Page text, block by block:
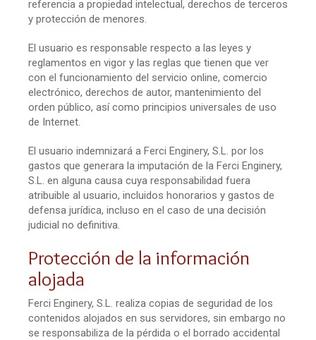
referencia a propiedad intelectual, derechos de terceros
y protección de menores.
El usuario es responsable respecto a las leyes y
reglamentos en vigor y las reglas que tienen que ver
con el funcionamiento del servicio online, comercio
electrónico, derechos de autor, mantenimiento del
orden público, así como principios universales de uso
de Internet.
El usuario indemnizará a Ferci Enginery, S.L. por los
gastos que generara la imputación de la Ferci Enginery,
S.L. en alguna causa cuya responsabilidad fuera
atribuible al usuario, incluidos honorarios y gastos de
defensa jurídica, incluso en el caso de una decisión
judicial no definitiva.
Protección de la información
alojada
Ferci Enginery, S.L. realiza copias de seguridad de los
contenidos alojados en sus servidores, sin embargo no
se responsabiliza de la pérdida o el borrado accidental